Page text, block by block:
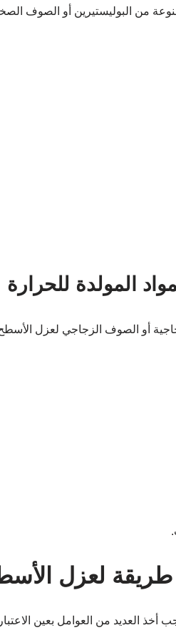
من البوليستيرين أو الصوف
أو الصوف الزجاجي لعزل
طريقة لعزل
أخذ العديد من العوامل بعين